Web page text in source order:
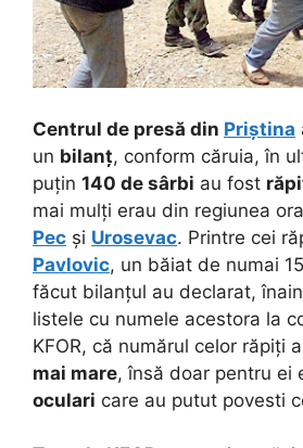
Centrul de presă din Priștina
un bilanț, conform căruia, în
puțin 140 de sârbi au fost
mai mulți erau din regiunea
Pec și Urosevac. Printre cei
Pavlovic, un băiat de numai
făcut bilanțul au declarat,
listele cu numele acestora la
KFOR, că numărul celor răpiți
mai mare, însă doar pentru ei
oculari care au putut povesti